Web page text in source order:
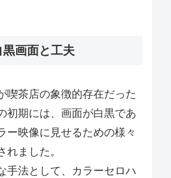
画面と工夫
喫茶店の象徴的存在だった
初期には、画面が白黒であ
ー映像に見せるための様々
れました。
手法として、カラーセロハ